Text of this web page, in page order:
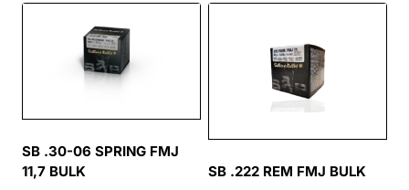
SB .30-06 SPRING FMJ
11,7 BULK
SB .222 REM FMJ BULK